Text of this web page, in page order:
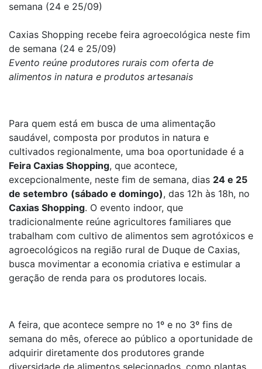
semana (24 e 25/09)
Caxias Shopping recebe feira agroecológica neste fim
de semana (24 e 25/09)
Evento reúne produtores rurais com oferta de
alimentos in natura e produtos artesanais
Para quem está em busca de uma alimentação
saudável, composta por produtos in natura e
cultivados regionalmente, uma boa oportunidade é a
Feira Caxias Shopping, que acontece,
excepcionalmente, neste fim de semana, dias 24 e 25
de setembro (sábado e domingo), das 12h às 18h, no
Caxias Shopping. O evento indoor, que
tradicionalmente reúne agricultores familiares que
trabalham com cultivo de alimentos sem agrotóxicos e
agroecológicos na região rural de Duque de Caxias,
busca movimentar a economia criativa e estimular a
geração de renda para os produtores locais.
A feira, que acontece sempre no 1º e no 3º fins de
semana do mês, oferece ao público a oportunidade de
adquirir diretamente dos produtores grande